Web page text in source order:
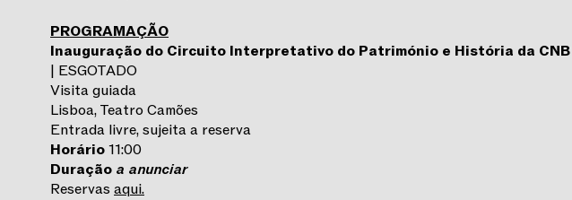
PROGRAMAÇÃO
Inauguração do Circuito Interpretativo do Património e História da CNB
| ESGOTADO
Visita guiada
Lisboa, Teatro Camões
Entrada livre, sujeita a reserva
Horário11:00
Duração a anunciar
Reservas aqui.